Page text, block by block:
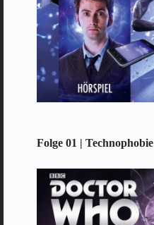
Folge 01 | Technophobie